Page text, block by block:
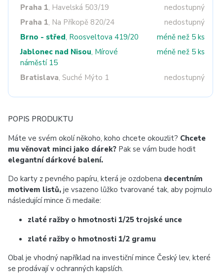
Praha 1, Havelská 503/19
nedostupný
Praha 1, Na Příkopě 820/24
nedostupný
Brno - střed, Roosveltova 419/20
méně než 5 ks
Jablonec nad Nisou, Mírové
náměstí 15
méně než 5 ks
Bratislava, Suché Mýto 1 nedostupný
POPIS PRODUKTU
Máte ve svém okolí někoho, koho chcete okouzlit? Chcete
mu věnovat minci jako dárek? Pak se vám bude hodit
elegantní dárkové balení.
Do karty z pevného papíru, která je ozdobena decentním
motivem listů, je vsazeno lůžko tvarované tak, aby pojmulo
následující mince či medaile:
zlaté ražby o hmotnosti 1/25 trojské unce
zlaté ražby o hmotnosti 1/2 gramu
Obal je vhodný například na investiční mince Český lev, které
se prodávají v ochranných kapslích.